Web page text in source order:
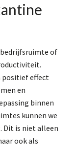
of
positief effect
en
binnen
kunnen we
Dit is niet alleen
ook als